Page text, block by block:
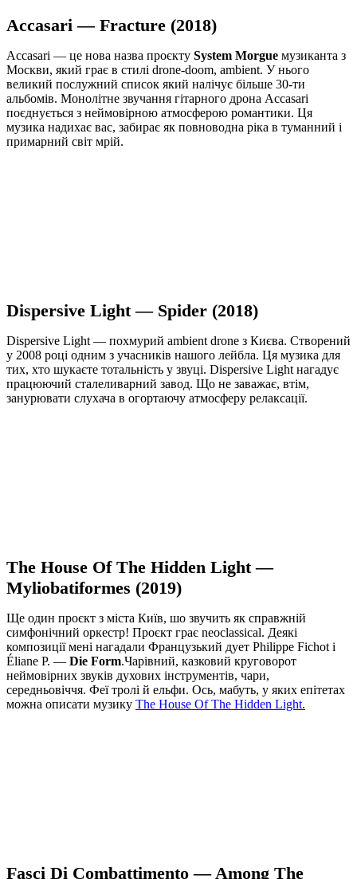
Accasari — Fracture (2018)
Accasari — це нова назва проєкту System Morgue музиканта з
Москви, який грає в стилі drone-doom, ambient. У нього
великий послужний список який налічує більше 30-ти
альбомів. Монолітне звучання гітарного дрона Accasari
поєднується з неймовірною атмосферою романтики. Ця
музика надихає вас, забирає як повноводна ріка в туманний і
примарний світ мрій.
Dispersive Light — Spider (2018)
Dispersive Light — похмурий ambient drone з Києва. Створений
у 2008 році одним з учасників нашого лейбла. Ця музика для
тих, хто шукаєте тотальність у звуці. Dispersive Light нагадує
працюючий сталеливарний завод. Що не заважає, втім,
занурювати слухача в огортаючу атмосферу релаксації.
The House Of The Hidden Light —
Myliobatiformes (2019)
Ще один проєкт з міста Київ, шо звучить як справжній
симфонічний оркестр! Проєкт грає neoclassical. Деякі
композиції мені нагадали Французький дует Philippe Fichot і
Éliane P. — Die Form.Чарівний, казковий круговорот
неймовірних звуків духових інструментів, чари,
середньовіччя. Феї тролі й ельфи. Ось, мабуть, у яких епітетах
можна описати музику The House Of The Hidden Light.
Fasci Di Combattimento — Among The